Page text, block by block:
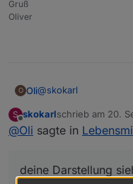
Gruß
Oliver
O Oli@skokarl
deine Darstellung
Verfügung stellen?
S
Offline
skokarlschrieb am 20.
zuletzt editiert
@Oli sagte in
deine Darstellung